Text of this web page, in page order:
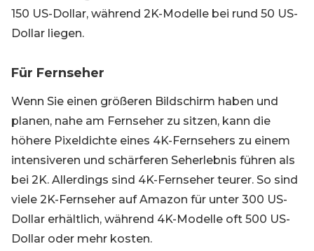
150 US-Dollar, während 2K-Modelle bei rund 50 US-
Dollar liegen.
Für Fernseher
Wenn Sie einen größeren Bildschirm haben und
planen, nahe am Fernseher zu sitzen, kann die
höhere Pixeldichte eines 4K-Fernsehers zu einem
intensiveren und schärferen Seherlebnis führen als
bei 2K. Allerdings sind 4K-Fernseher teurer. So sind
viele 2K-Fernseher auf Amazon für unter 300 US-
Dollar erhältlich, während 4K-Modelle oft 500 US-
Dollar oder mehr kosten.